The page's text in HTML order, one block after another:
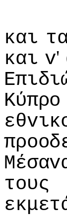
και
και v'
Κύπρo
τoυς